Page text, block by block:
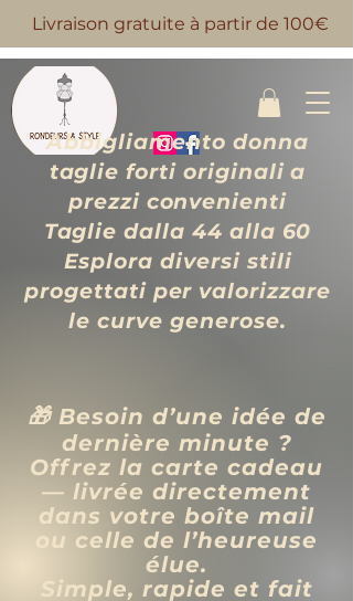
Livraison gratuite à partir de 100€
Abbigliamento donna
taglie forti originali a
prezzi convenienti
Taglie dalla 44 alla 60
Esplora diversi stili
progettati per valorizzare
le curve generose.
🎁 Besoin d’une idée de
dernière minute ?
Offrez la carte cadeau
— livrée directement
dans votre boîte mail
ou celle de l’heureuse
élue.
Simple, rapide et fait